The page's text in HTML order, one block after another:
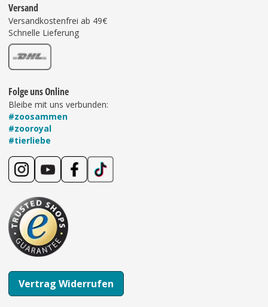
Versand
Versandkostenfrei ab 49€
Schnelle Lieferung
Folge uns Online
Bleibe mit uns verbunden:
#zoosammen
#zooroyal
#tierliebe
Vertrag Widerrufen